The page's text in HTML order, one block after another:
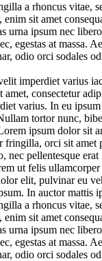
a rhoncus vitae,
sit amet
urna ipsum nec
egestas at massa.
odio orci sodales
imperdiet varius
consectetur
varius. In eu
tortor nunc,
ipsum dolor sit
fringilla, orci sit amet
nec pellentesque erat
ut felis
elit, pulvinar eu
In auctor mattis
a rhoncus vitae,
sit amet
urna ipsum nec
egestas at massa.
odio orci sodales